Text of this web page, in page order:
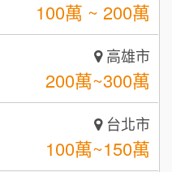
高雄市
200萬~300萬
台北市
100萬~150萬
屏東縣